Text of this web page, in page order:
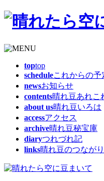
toptop
scheduleこれからの予
newsお知らせ
contents晴れ豆あれこ
about us晴れ豆いろは
accessアクセス
archive晴れ豆秘宝庫
diaryつれづれ記
links晴れ豆のつながり